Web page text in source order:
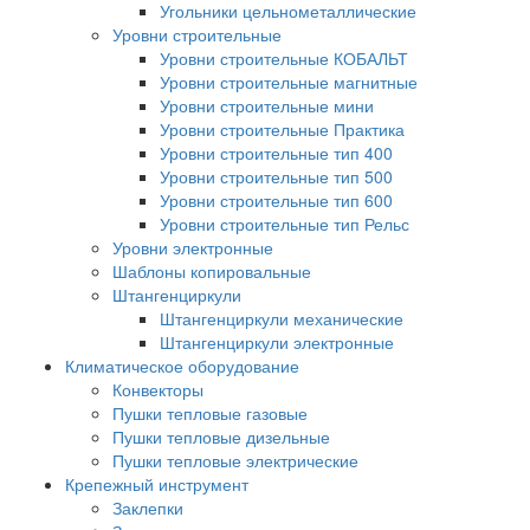
Угольники цельнометаллические
Уровни строительные
Уровни строительные КОБАЛЬТ
Уровни строительные магнитные
Уровни строительные мини
Уровни строительные Практика
Уровни строительные тип 400
Уровни строительные тип 500
Уровни строительные тип 600
Уровни строительные тип Рельс
Уровни электронные
Шаблоны копировальные
Штангенциркули
Штангенциркули механические
Штангенциркули электронные
Климатическое оборудование
Конвекторы
Пушки тепловые газовые
Пушки тепловые дизельные
Пушки тепловые электрические
Крепежный инструмент
Заклепки